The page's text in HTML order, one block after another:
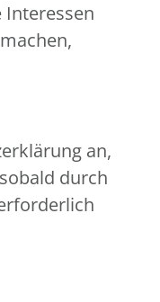
Interessen
an,
durch